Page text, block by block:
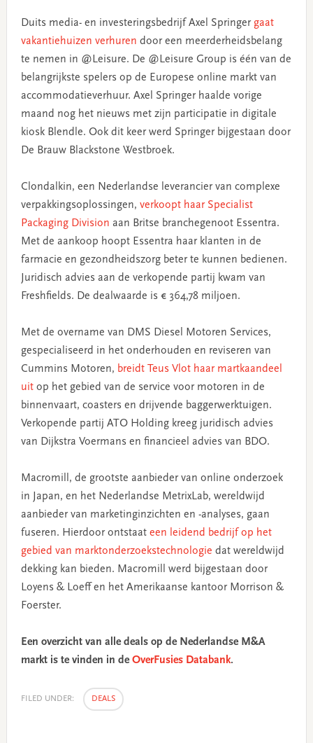
Duits media- en investeringsbedrijf Axel Springer gaat
vakantiehuizen verhuren door een meerderheidsbelang
te nemen in @Leisure. De @Leisure Group is één van de
belangrijkste spelers op de Europese online markt van
accommodatieverhuur. Axel Springer haalde vorige
maand nog het nieuws met zijn participatie in digitale
kiosk Blendle. Ook dit keer werd Springer bijgestaan door
De Brauw Blackstone Westbroek.
Clondalkin, een Nederlandse leverancier van complexe
verpakkingsoplossingen, verkoopt haar Specialist
Packaging Division aan Britse branchegenoot Essentra.
Met de aankoop hoopt Essentra haar klanten in de
farmacie en gezondheidszorg beter te kunnen bedienen.
Juridisch advies aan de verkopende partij kwam van
Freshfields. De dealwaarde is € 364,78 miljoen.
Met de overname van DMS Diesel Motoren Services,
gespecialiseerd in het onderhouden en reviseren van
Cummins Motoren, breidt Teus Vlot haar martkaandeel
uitop het gebied van de service voor motoren in de
binnenvaart, coasters en drijvende baggerwerktuigen.
Verkopende partij ATO Holding kreeg juridisch advies
van Dijkstra Voermans en financieel advies van BDO.
Macromill, de grootste aanbieder van online onderzoek
in Japan, en het Nederlandse MetrixLab, wereldwijd
aanbieder van marketinginzichten en -analyses, gaan
fuseren. Hierdoor ontstaat een leidend bedrijf op het
gebied van marktonderzoekstechnologie dat wereldwijd
dekking kan bieden. Macromill werd bijgestaan door
Loyens & Loeff en het Amerikaanse kantoor Morrison &
Foerster.
Een overzicht van alle deals op de Nederlandse M&A
markt is te vinden in deOverFusies Databank.
FILED UNDER: DEALS